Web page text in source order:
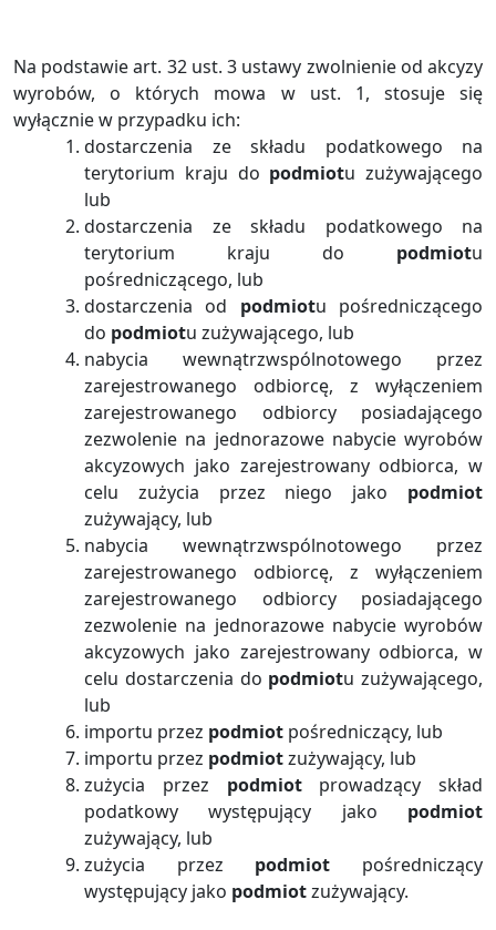
Na podstawie art. 32 ust. 3 ustawy zwolnienie od akcyzy
wyrobów, o których mowa w ust. 1, stosuje się
wyłącznie w przypadku ich:
dostarczenia ze składu podatkowego na
terytorium kraju do podmiotu zużywającego
lub
dostarczenia ze składu podatkowego na
terytorium kraju do podmiotu
pośredniczącego, lub
dostarczenia od podmiotu pośredniczącego
do podmiotu zużywającego, lub
nabycia wewnątrzwspólnotowego przez
zarejestrowanego odbiorcę, z wyłączeniem
zarejestrowanego odbiorcy posiadającego
zezwolenie na jednorazowe nabycie wyrobów
akcyzowych jako zarejestrowany odbiorca, w
celu zużycia przez niego jako podmiot
zużywający, lub
nabycia wewnątrzwspólnotowego przez
zarejestrowanego odbiorcę, z wyłączeniem
zarejestrowanego odbiorcy posiadającego
zezwolenie na jednorazowe nabycie wyrobów
akcyzowych jako zarejestrowany odbiorca, w
celu dostarczenia do podmiotu zużywającego,
lub
importu przez podmiot pośredniczący, lub
importu przez podmiotzużywający, lub
zużycia przez podmiotprowadzący skład
podatkowy występujący jako podmiot
zużywający, lub
zużycia przez podmiot pośredniczący
występujący jako podmiotzużywający.